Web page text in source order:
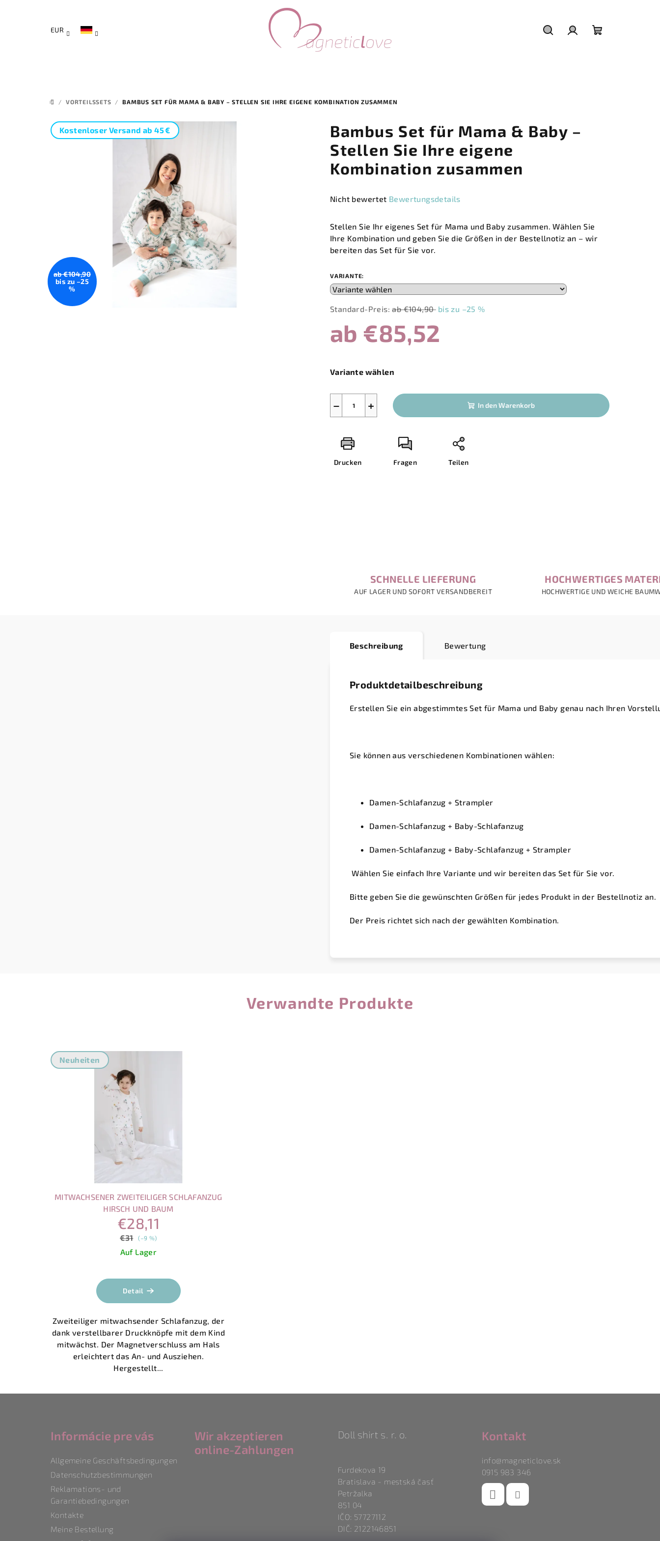
EUR
STARTSEITE
/ VORTEILSSETS / BAMBUS SET FÜR MAMA & BABY – STELLEN SIE IHRE EIGENE KOMBINATION ZUSAMMEN
Bambus Set für Mama & Baby –
Stellen Sie Ihre eigene
Kombination zusammen
Die
Produktbewertung
ist
0,0
Sternen.
Nicht bewertet Bewertungsdetails
Stellen Sie Ihr eigenes Set für Mama und Baby zusammen. Wählen Sie
Ihre Kombination und geben Sie die Größen in der Bestellnotiz an – wir
bereiten das Set für Sie vor.
VARIANTE:
Standard-Preis: ab €104,90 bis zu –25 %
ab €85,52
Variante wählen
+
− In den Warenkorb
Drucken Fragen Teilen
Kostenloser Versand ab 45 €
ab €104,90
bis zu –25
%
SCHNELLE LIEFERUNG
AUF LAGER UND SOFORT VERSANDBEREIT
HOCHWERTIGES
HOCHWERTIGE UND WEICHE
Beschreibung Bewertung
Produktdetailbeschreibung
Erstellen Sie ein abgestimmtes Set für Mama und Baby genau nach Ihren
Sie können aus verschiedenen Kombinationen wählen:
Damen-Schlafanzug + Strampler
Damen-Schlafanzug + Baby-Schlafanzug
Damen-Schlafanzug + Baby-Schlafanzug + Strampler
Wählen Sie einfach Ihre Variante und wir bereiten das Set für Sie vor.
Bitte geben Sie die gewünschten Größen für jedes Produkt in der Bestellnotiz an.
Der Preis richtet sich nach der gewählten Kombination.
Verwandte Produkte
Neuheiten
MITWACHSENER ZWEITEILIGER SCHLAFANZUG
HIRSCH UND BAUM
€28,11
€31 (–9 %)
Auf Lager
Detail
Zweiteiliger mitwachsender Schlafanzug, der
dank verstellbarer Druckknöpfe mit dem Kind
mitwächst. Der Magnetverschluss am Hals
erleichtert das An- und Ausziehen.
Hergestellt...
Informácie pre vás
Allgemeine Geschäftsbedingungen
Datenschutzbestimmungen
Reklamations- und
Garantiebedingungen
Kontakte
Meine Bestellung
Wir akzeptieren
online-Zahlungen
Doll shirt s. r. o.
Furdekova 19
Bratislava - mestská časť
Petržalka
851 04
IČO: 57727112
DIČ: 2122146851
Kontakt
info@magneticlove.sk
0915 983 346